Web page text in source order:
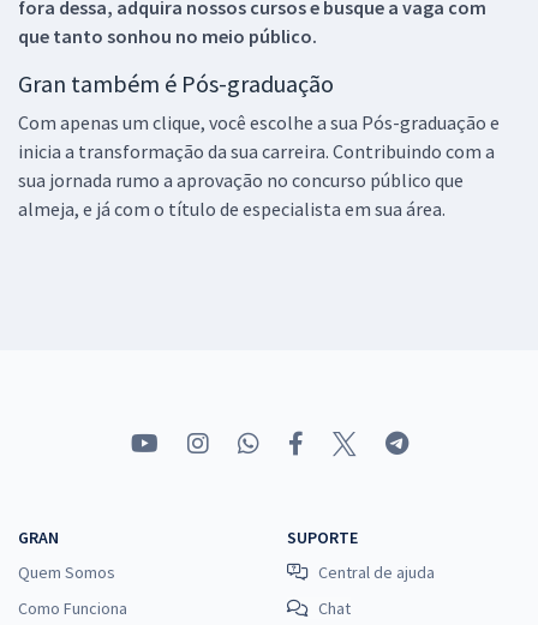
fora dessa, adquira nossos cursos e busque a vaga com
que tanto sonhou no meio público.
Gran também é Pós-graduação
Com apenas um clique, você escolhe a sua Pós-graduação e
inicia a transformação da sua carreira. Contribuindo com a
sua jornada rumo a aprovação no concurso público que
almeja, e já com o título de especialista em sua área.
GRAN
Quem Somos
Como Funciona
SUPORTE
Central de ajuda
Chat